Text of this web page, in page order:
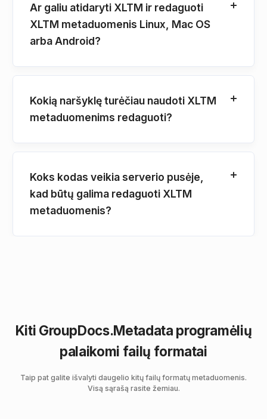
Ar galiu atidaryti XLTM ir redaguoti
XLTM metaduomenis Linux, Mac OS
arba Android?
Kokią naršyklę turėčiau naudoti XLTM
metaduomenims redaguoti?
Koks kodas veikia serverio pusėje,
kad būtų galima redaguoti XLTM
metaduomenis?
Kiti GroupDocs.Metadata programėlių
palaikomi failų formatai
Taip pat galite išvalyti daugelio kitų failų formatų metaduomenis.
Visą sąrašą rasite žemiau.